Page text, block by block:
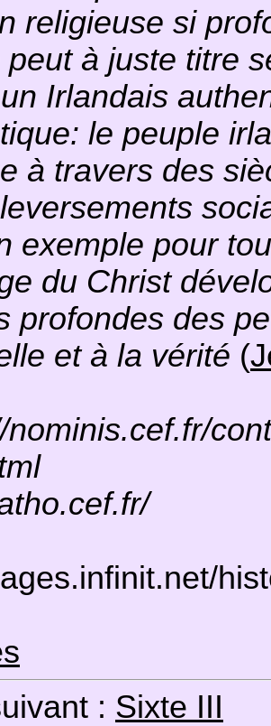
religieuse si
peut à juste titre
Irlandais
le peuple
à travers des
exemple pour
du Christ
profondes des
et à la vérité (
nominis.cef.fr/
: Sixte III